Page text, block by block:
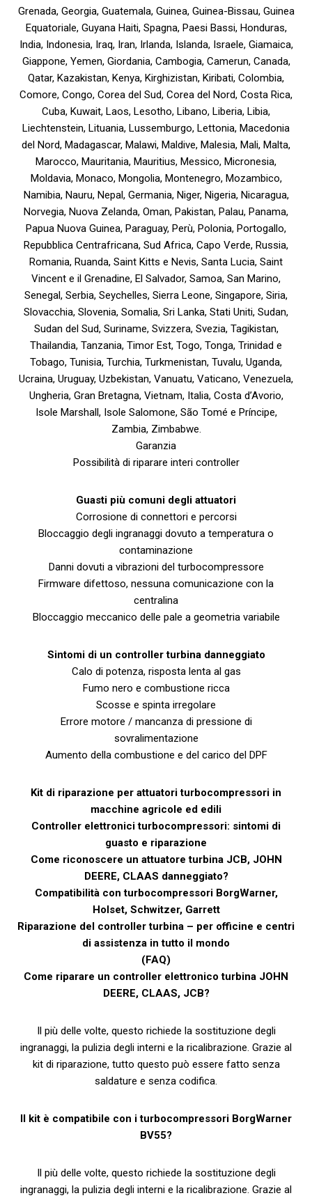
Grenada, Georgia, Guatemala, Guinea, Guinea-Bissau, Guinea
Equatoriale, Guyana Haiti, Spagna, Paesi Bassi, Honduras,
India, Indonesia, Iraq, Iran, Irlanda, Islanda, Israele, Giamaica,
Giappone, Yemen, Giordania, Cambogia, Camerun, Canada,
Qatar, Kazakistan, Kenya, Kirghizistan, Kiribati, Colombia,
Comore, Congo, Corea del Sud, Corea del Nord, Costa Rica,
Cuba, Kuwait, Laos, Lesotho, Libano, Liberia, Libia,
Liechtenstein, Lituania, Lussemburgo, Lettonia, Macedonia
del Nord, Madagascar, Malawi, Maldive, Malesia, Mali, Malta,
Marocco, Mauritania, Mauritius, Messico, Micronesia,
Moldavia, Monaco, Mongolia, Montenegro, Mozambico,
Namibia, Nauru, Nepal, Germania, Niger, Nigeria, Nicaragua,
Norvegia, Nuova Zelanda, Oman, Pakistan, Palau, Panama,
Papua Nuova Guinea, Paraguay, Perù, Polonia, Portogallo,
Repubblica Centrafricana, Sud Africa, Capo Verde, Russia,
Romania, Ruanda, Saint Kitts e Nevis, Santa Lucia, Saint
Vincent e il Grenadine, El Salvador, Samoa, San Marino,
Senegal, Serbia, Seychelles, Sierra Leone, Singapore, Siria,
Slovacchia, Slovenia, Somalia, Sri Lanka, Stati Uniti, Sudan,
Sudan del Sud, Suriname, Svizzera, Svezia, Tagikistan,
Thailandia, Tanzania, Timor Est, Togo, Tonga, Trinidad e
Tobago, Tunisia, Turchia, Turkmenistan, Tuvalu, Uganda,
Ucraina, Uruguay, Uzbekistan, Vanuatu, Vaticano, Venezuela,
Ungheria, Gran Bretagna, Vietnam, Italia, Costa d’Avorio,
Isole Marshall, Isole Salomone, São Tomé e Príncipe,
Zambia, Zimbabwe.
Garanzia
Possibilità di riparare interi controller
Guasti più comuni degli attuatori
Corrosione di connettori e percorsi
Bloccaggio degli ingranaggi dovuto a temperatura o
contaminazione
Danni dovuti a vibrazioni del turbocompressore
Firmware difettoso, nessuna comunicazione con la
centralina
Bloccaggio meccanico delle pale a geometria variabile
Sintomi di un controller turbina danneggiato
Calo di potenza, risposta lenta al gas
Fumo nero e combustione ricca
Scosse e spinta irregolare
Errore motore / mancanza di pressione di
sovralimentazione
Aumento della combustione e del carico del DPF
Kit di riparazione per attuatori turbocompressori in
macchine agricole ed edili
Controller elettronici turbocompressori: sintomi di
guasto e riparazione
Come riconoscere un attuatore turbina JCB, JOHN
DEERE, CLAAS danneggiato?
Compatibilità con turbocompressori BorgWarner,
Holset, Schwitzer, Garrett
Riparazione del controller turbina – per officine e centri
di assistenza in tutto il mondo
(FAQ)
Come riparare un controller elettronico turbina JOHN
DEERE, CLAAS, JCB?
Il più delle volte, questo richiede la sostituzione degli
ingranaggi, la pulizia degli interni e la ricalibrazione. Grazie al
kit di riparazione, tutto questo può essere fatto senza
saldature e senza codifica.
Il kit è compatibile con i turbocompressori BorgWarner
BV55?
Il più delle volte, questo richiede la sostituzione degli
ingranaggi, la pulizia degli interni e la ricalibrazione. Grazie al